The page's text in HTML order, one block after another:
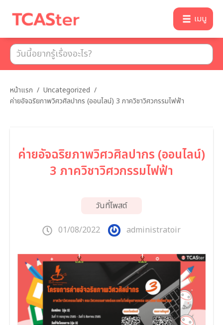
เมนู
หน้าแรก / Uncategorized /
ค่ายอัจฉริยภาพวิศวศิลปากร (ออนไลน์) 3 ภาควิชาวิศวกรรมไฟฟ้า
ค่ายอัจฉริยภาพวิศวศิลปากร (ออนไลน์)
3 ภาควิชาวิศวกรรมไฟฟ้า
วันที่โพสต์
01/08/2022 administratoir